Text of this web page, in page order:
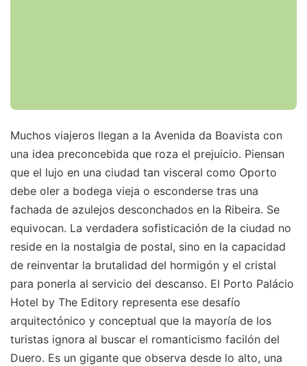
Muchos viajeros llegan a la Avenida da Boavista con
una idea preconcebida que roza el prejuicio. Piensan
que el lujo en una ciudad tan visceral como Oporto
debe oler a bodega vieja o esconderse tras una
fachada de azulejos desconchados en la Ribeira. Se
equivocan. La verdadera sofisticación de la ciudad no
reside en la nostalgia de postal, sino en la capacidad
de reinventar la brutalidad del hormigón y el cristal
para ponerla al servicio del descanso. El Porto Palácio
Hotel by The Editory representa ese desafío
arquitectónico y conceptual que la mayoría de los
turistas ignora al buscar el romanticismo facilón del
Duero. Es un gigante que observa desde lo alto, una